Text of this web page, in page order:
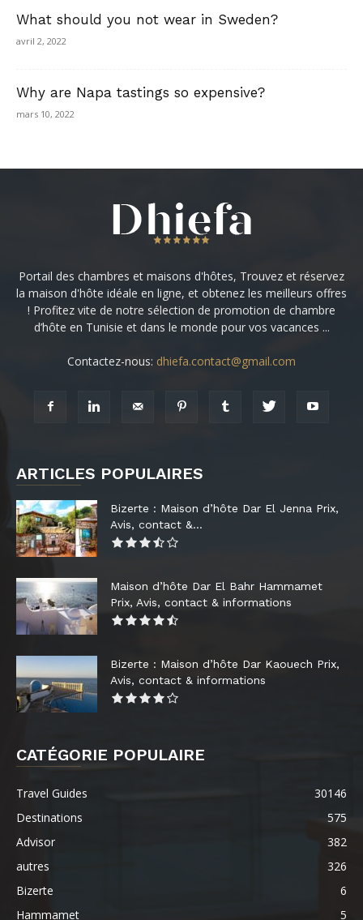
What should you not wear in Sweden?
avril 2, 2022
Why are Napa tastings so expensive?
mars 10, 2022
Portail des chambres et maisons d'hôtes, Trouvez et réservez
la maison d'hôte idéale en ligne, et obtenez les meilleurs offres
! Profitez vite de notre sélection de promotion de chambre
d’hôte en Tunisie et dans le monde pour vos vacances ...
Contactez-nous: dhiefa.contact@gmail.com
ARTICLES POPULAIRES
Bizerte : Maison d’hôte Dar El Jenna Prix,
Avis, contact &...
Maison d’hôte Dar El Bahr Hammamet
Prix, Avis, contact & informations
Bizerte : Maison d’hôte Dar Kaouech Prix,
Avis, contact & informations
CATÉGORIE POPULAIRE
Travel Guides
30146
Destinations
575
Advisor
382
autres
326
Bizerte
6
Hammamet
5